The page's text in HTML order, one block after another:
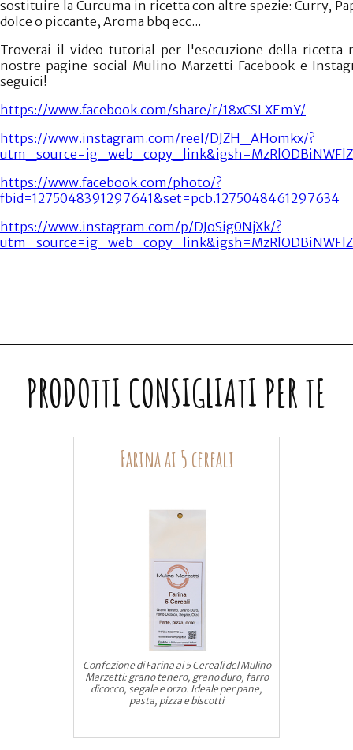
sostituire la Curcuma in ricetta con altre spezie: Curry,
dolce o piccante, Aroma bbq ecc...
Troverai il video tutorial per l'esecuzione della ricetta
nostre pagine social Mulino Marzetti Facebook e
seguici!
https://www.facebook.com/share/r/18xCSLXEmY/
https://www.instagram.com/reel/DJZH_AHomkx/?
https://www.facebook.com/photo/?
fbid=1275048391297641&set=pcb.1275048461297634
https://www.instagram.com/p/DJoSig0NjXk/?
PRODOTTI CONSIGLIATI PER TE
Farina ai 5 cereali
Confezione di Farina ai 5 Cereali del Mulino
Marzetti: grano tenero, grano duro, farro
dicocco, segale e orzo. Ideale per pane,
pasta, pizza e biscotti